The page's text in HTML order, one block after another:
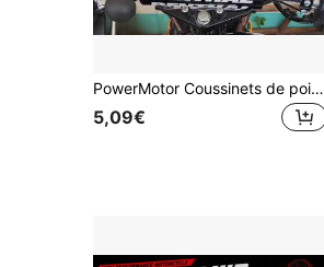
PowerMotor Coussinets de poitrine en mousse pour barre transversale de moto, protecteur de poitrine en éponge, protecteur de barre transversale de guidon adapté pour coussinet de guidon de vélo, protecteur de poitrine croisé de moto adapté pour CRF YZF RMZ DRZ WRF moto tout-terrain
5,09€